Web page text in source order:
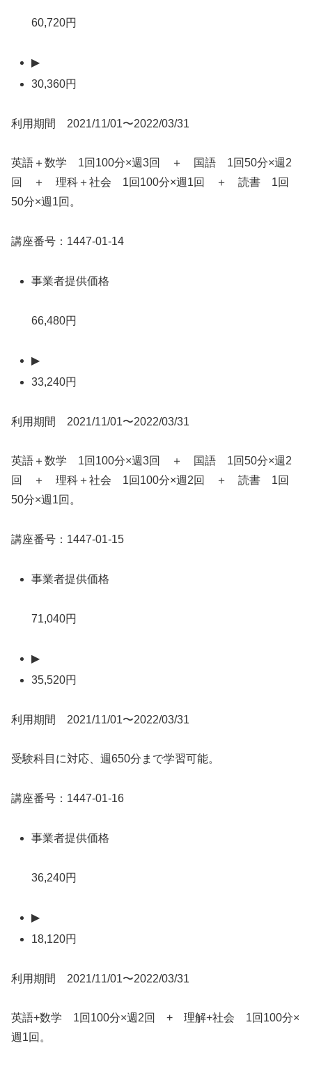
60,720円
▶
30,360円
利用期間 2021/11/01〜2022/03/31
英語＋数学 1回100分×週3回 ＋ 国語 1回50分×週2
回 ＋ 理科＋社会 1回100分×週1回 ＋ 読書 1回
50分×週1回。
講座番号：1447-01-14
事業者提供価格
66,480円
▶
33,240円
利用期間 2021/11/01〜2022/03/31
英語＋数学 1回100分×週3回 ＋ 国語 1回50分×週2
回 ＋ 理科＋社会 1回100分×週2回 ＋ 読書 1回
50分×週1回。
講座番号：1447-01-15
事業者提供価格
71,040円
▶
35,520円
利用期間 2021/11/01〜2022/03/31
受験科目に対応、週650分まで学習可能。
講座番号：1447-01-16
事業者提供価格
36,240円
▶
18,120円
利用期間 2021/11/01〜2022/03/31
英語+数学 1回100分×週2回 + 理解+社会 1回100分×
週1回。